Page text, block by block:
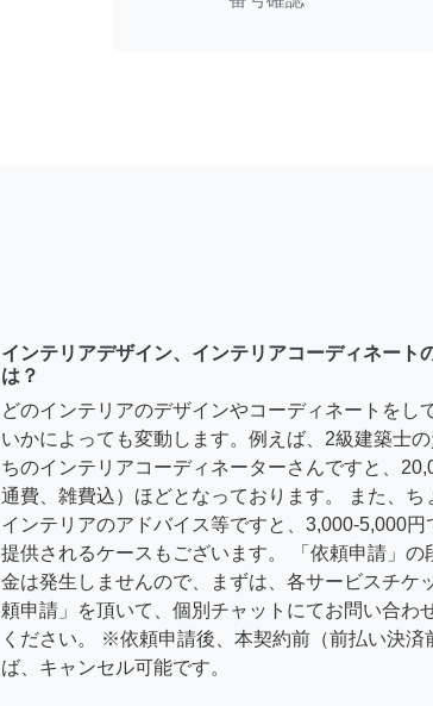
インテリアデザイン、インテリアコーディネート
は？
どのインテリアのデザインやコーディネートをし
いかによっても変動します。例えば、2級建築士
ちのインテリアコーディネーターさんですと、
通費、雑費込）ほどとなっております。 また、ち
インテリアのアドバイス等ですと、3,000-5,000円
提供されるケースもございます。 「依頼申請」の
金は発生しませんので、まずは、各サービスチケ
頼申請」を頂いて、個別チャットにてお問い合わ
ください。 ※依頼申請後、本契約前（前払い決済
ば、キャンセル可能です。